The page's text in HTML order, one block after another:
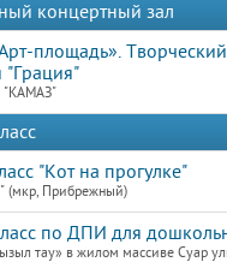
концертный зал
площадь».
"Грация"
"КАМАЗ"
"Кот на прогулке"
(мкр, Прибрежный)
по ДПИ для
тау» в жилом массиве Суар